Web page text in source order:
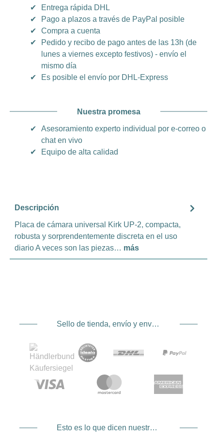
✔
Entrega rápida DHL
✔
Pago a plazos a través de PayPal posible
✔
Compra a cuenta
✔
Pedido y recibo de pago antes de las 13h (de
lunes a viernes excepto festivos) - envío el
mismo día
✔
Es posible el envío por DHL-Express
Nuestra promesa
✔
Asesoramiento experto individual por e-correo o
chat en vivo
✔
Equipo de alta calidad
Descripción
Placa de cámara universal Kirk UP-2, compacta,
robusta y sorprendentemente discreta en el uso
diario A veces son las piezas… más
Sello de tienda, envío y envío. Proveedor de servicios de pago
Esto es lo que dicen nuestros clientes